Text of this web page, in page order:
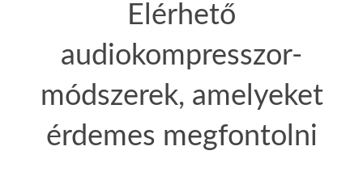
Elérhető
audiokompresszor-
módszerek, amelyeket
érdemes megfontolni